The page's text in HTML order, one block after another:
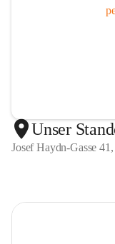
Unser
Josef Haydn-Gasse